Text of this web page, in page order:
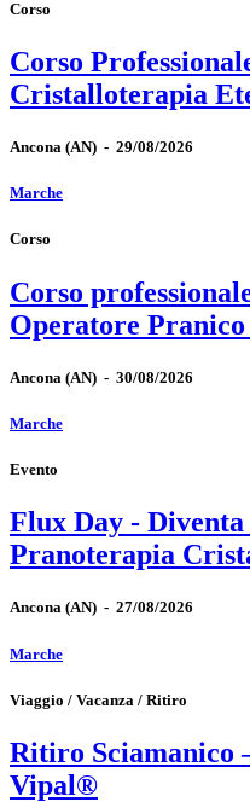
Corso
Corso
Cristalloterapia
Ancona (AN) - 29/08/2026
Marche
Corso
Corso
Operatore
Ancona (AN) - 30/08/2026
Marche
Evento
Flux Day -
Pranoterapia
Ancona (AN) - 27/08/2026
Marche
Viaggio / Vacanza / Ritiro
Ritiro Sciamanico
Vipal®